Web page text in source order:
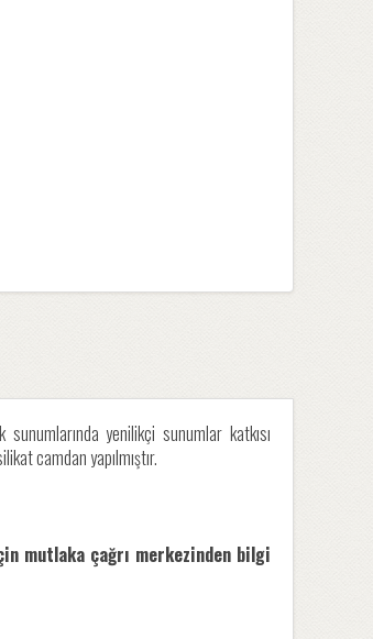
yenilikçi sunumlar katkısı
camdan yapılmıştır.
mutlaka çağrı merkezinden bilgi